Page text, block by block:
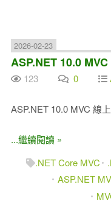
2026-02-23
ASP.NET 10.0
123 0
ASP.NET 10.0 MVC 線
...繼續閱讀 »
.NET Core MVC
ASP.NET